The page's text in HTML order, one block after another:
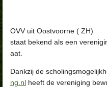
OVV uit Oostvoorne ( ZH)
staat bekend als een
aat.
Dankzij de
ng.nl heeft de vereniging